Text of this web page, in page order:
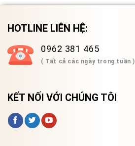
HOTLINE LIÊN HỆ:
0962 381 465
( Tất cả các ngày trong tuần )
KẾT NỐI VỚI CHÚNG TÔI